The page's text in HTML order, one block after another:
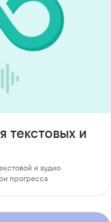
текстовых и
и аудио
прогресса